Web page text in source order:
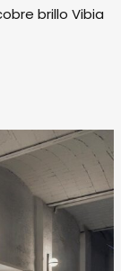
brillo Vibia